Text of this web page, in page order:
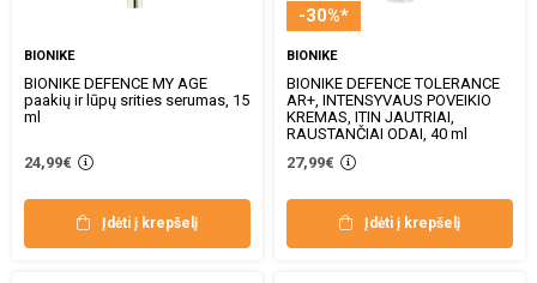
BIONIKE
BIONIKE DEFENCE MY AGE
paakių ir lūpų srities serumas, 15
ml
24,99€
Įdėti į krepšelį
-30%*
BIONIKE
BIONIKE DEFENCE TOLERANCE
AR+, INTENSYVAUS POVEIKIO
KREMAS, ITIN JAUTRIAI,
RAUSTANČIAI ODAI, 40 ml
27,99€
Įdėti į krepšelį